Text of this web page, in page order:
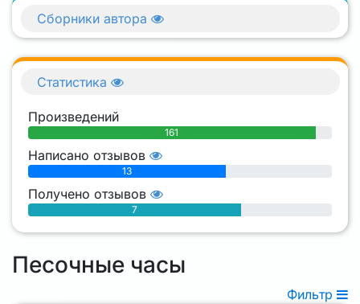
Песочные часы
Фильтр
Сборники автора
Статистика
Произведений
161
Написано отзывов
13
Получено отзывов
7